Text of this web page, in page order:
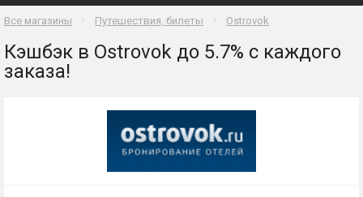
Все магазины Путешествия, билеты Ostrovok
Кэшбэк в Ostrovok до 5.7% с каждого
заказа!